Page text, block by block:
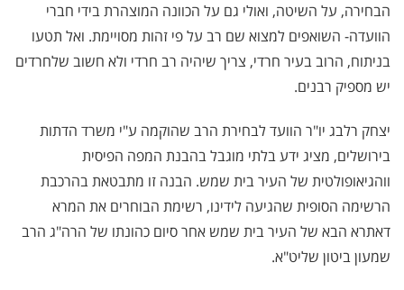
הבחירה, על השיטה, ואולי גם על הכוונה המוצהרת בידי חברי
הוועדה- השואפים למצוא שם רב על פי זהות מסויימת. ואל תטעו
בניתוח, הרוב בעיר חרדי, צריך שיהיה רב חרדי ולא חשוב שלחרדים
יש מספיק רבנים.
יצחק רלבג יו"ר הוועד לבחירת הרב שהוקמה ע"י משרד הדתות
בירושלים, מציג ידע בלתי מוגבל בהבנת המפה הפיסית
ווהגיאופולטית של העיר בית שמש. הבנה זו מתבטאת בהרכבת
הרשימה הסופית שהגיעה לידינו, רשימת הבוחרים את המרא
דאתרא הבא של העיר בית שמש אחר סיום כהונתו של הרה"ג הרב
שמעון ביטון שליט"א.